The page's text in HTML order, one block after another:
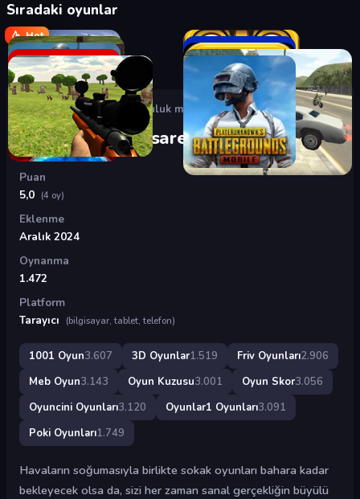
Sıradaki oyunlar
Hot
Oyunlar›3D Oyunlar Doğruluk mu Cesaret mi?
Doğruluk mu Cesaret mi?
Puan
5,0 (4 oy)
Eklenme
Aralık 2024
Oynanma
1.472
Platform
Tarayıcı
(bilgisayar, tablet, telefon)
1001 Oyun3.607 3D Oyunlar1.519 Friv Oyunları2.906
Meb Oyun3.143 Oyun Kuzusu3.001 Oyun Skor3.056
Oyuncini Oyunları3.120 Oyunlar1 Oyunları3.091
Poki Oyunları1.749
Havaların soğumasıyla birlikte sokak oyunları bahara kadar
bekleyecek olsa da, sizi her zaman sanal gerçekliğin büyülü